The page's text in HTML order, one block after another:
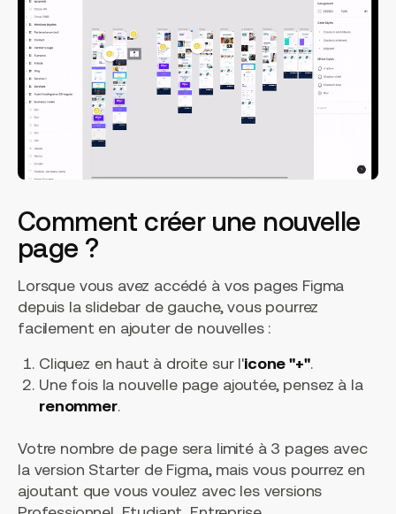
Comment créer une nouvelle
page ?
Lorsque vous avez accédé à vos pages Figma
depuis la slidebar de gauche, vous pourrez
facilement en ajouter de nouvelles :
Cliquez en haut à droite sur l'icone "+".
Une fois la nouvelle page ajoutée, pensez à la
renommer.
Votre nombre de page sera limité à 3 pages avec
la version Starter de Figma, mais vous pourrez en
ajoutant que vous voulez avec les versions